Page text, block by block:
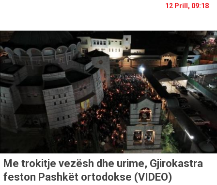
12 Prill, 09:18
Me trokitje vezësh dhe urime, Gjirokastra
feston Pashkët ortodokse (VIDEO)